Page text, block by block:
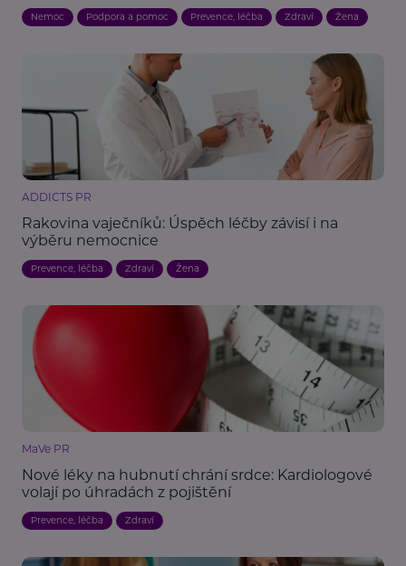
Nemoc Podpora a pomoc Prevence, léčba Zdraví Žena
ADDICTS PR
Rakovina vaječníků: Úspěch léčby závisí i na
výběru nemocnice
Prevence, léčba Zdraví Žena
MaVe PR
Nové léky na hubnutí chrání srdce: Kardiologové
volají po úhradách z pojištění
Prevence, léčba Zdraví